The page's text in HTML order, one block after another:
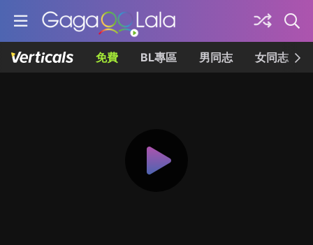
免費 BL專區 男同志 女同志